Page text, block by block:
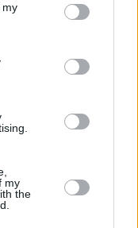
my
my
the